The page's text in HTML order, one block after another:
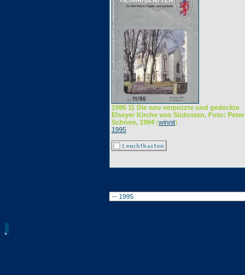
1995 11 Die neu verputzte und gedeckte
Elseyer Kirche von Südosten. Foto: Peter
Schöne, 1994 (winnit)
1995